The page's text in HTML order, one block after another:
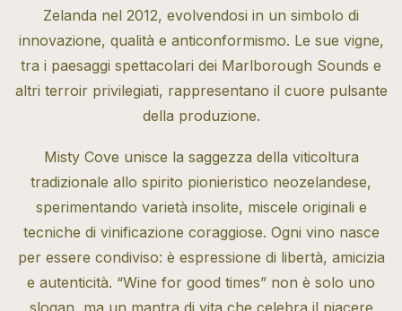
Zelanda nel 2012, evolvendosi in un simbolo di
innovazione, qualità e anticonformismo. Le sue vigne,
tra i paesaggi spettacolari dei Marlborough Sounds e
altri terroir privilegiati, rappresentano il cuore pulsante
della produzione.
Misty Cove unisce la saggezza della viticoltura
tradizionale allo spirito pionieristico neozelandese,
sperimentando varietà insolite, miscele originali e
tecniche di vinificazione coraggiose. Ogni vino nasce
per essere condiviso: è espressione di libertà, amicizia
e autenticità. “Wine for good times” non è solo uno
slogan, ma un mantra di vita che celebra il piacere